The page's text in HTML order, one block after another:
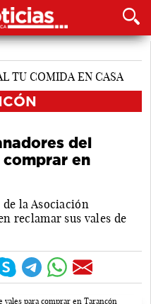
del
en
la Asociación
reclamar sus vales de